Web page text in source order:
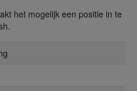
het mogelijk een positie in te